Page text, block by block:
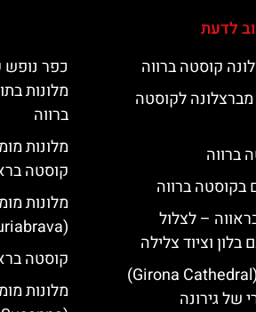
לדעת
קוסטה ברווה
מברצלונה לקוסטה
ברווה
ברווה
– לצלול
וציוד צלילה
קתדרלת גירונה (Girona Cathedral)
של גירונה
כפר נופש
מלונות
ברווה
קוסטה
מלונות
(Empuriabrava)
קוסטה
מלונות